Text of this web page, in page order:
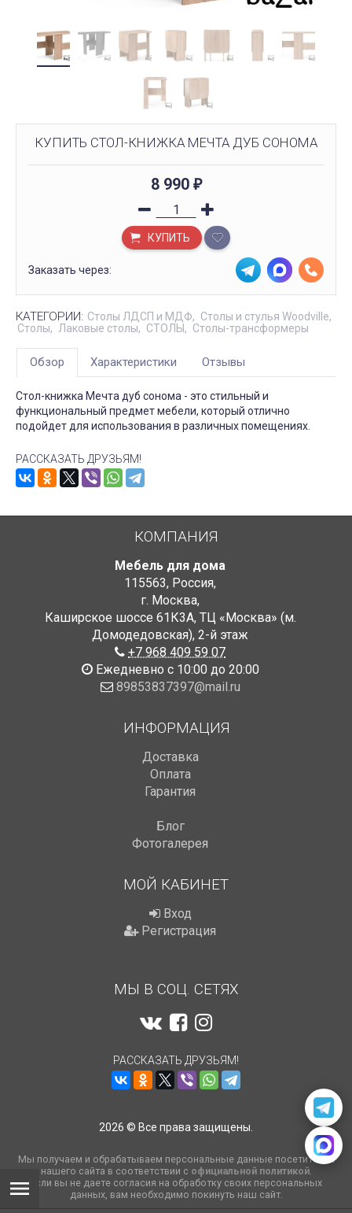
КУПИТЬ СТОЛ-КНИЖКА МЕЧТА ДУБ СОНОМА
8 990 ₽
КУПИТЬ
Заказать через:
КАТЕГОРИИ: Столы ЛДСП и МДФ
Столы и стулья Woodville
Столы
Лаковые столы СТОЛЫ Столы-трансформеры
Обзор Характеристики Отзывы
Стол-книжка Мечта дуб сонома - это стильный и
функциональный предмет мебели, который отлично
подойдет для использования в различных помещениях.
РАССКАЗАТЬ ДРУЗЬЯМ!
КОМПАНИЯ
Мебель для дома
115563, Россия,
г. Москва,
Каширское шоссе 61К3А, ТЦ «Москва» (м.
Домодедовская), 2-й этаж
+7 968 409 59 07
Ежедневно с 10:00 до 20:00
89853837397@mail.ru
ИНФОРМАЦИЯ
Доставка
Оплата
Гарантия
Блог
Фотогалерея
МОЙ КАБИНЕТ
Вход
Регистрация
МЫ В СОЦ. СЕТЯХ
РАССКАЗАТЬ ДРУЗЬЯМ!
2026 © Все права защищены.
Мы получаем и обрабатываем персональные данные посетителей
нашего сайта в соответствии с официальной политикой.
Если вы не даете согласия на обработку своих персональных
данных, вам необходимо покинуть наш сайт.